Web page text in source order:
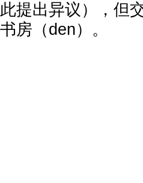
此提出异议），但
书房（den）。